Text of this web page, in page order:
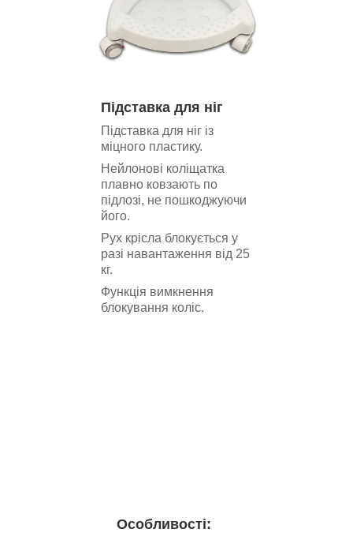
Підставка для ніг
Підставка для ніг із
міцного пластику.
Нейлонові коліщатка
плавно ковзають по
підлозі, не пошкоджуючи
його.
Рух крісла блокується у
разі навантаження від 25
кг.
Функція вимкнення
блокування коліс.
Особливості: